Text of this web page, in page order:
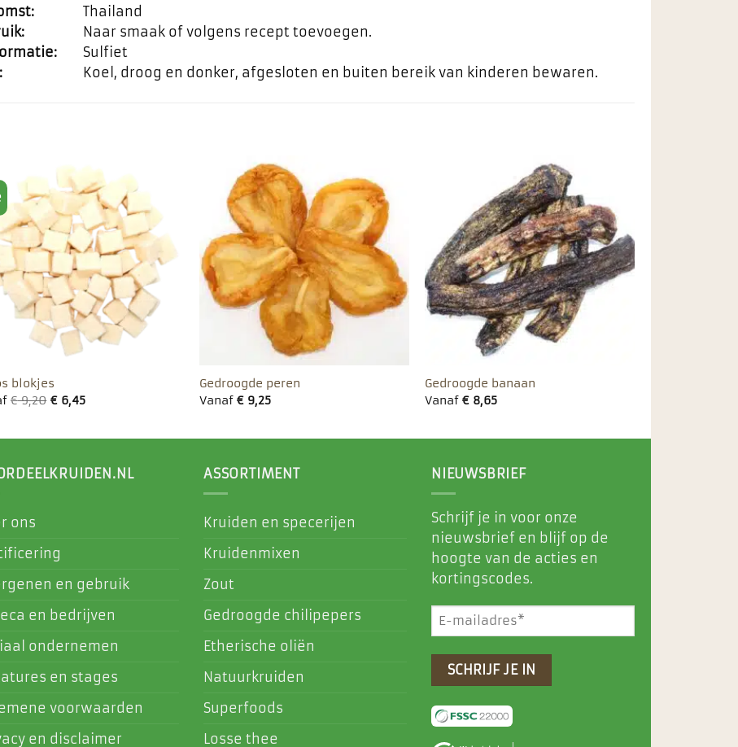
Thailand
Naar smaak of volgens recept toevoegen.
Sulfiet
Koel, droog en donker, afgesloten en buiten bereik van kinderen bewaren.
Toevoegen
aan
favorieten
blokjes
€9,20 €6,45
Toevoegen
aan
favorieten
Gedroogde peren
Vanaf €9,25
Toevoegen
aan
favorieten
Gedroogde banaan
Vanaf€8,65
ons
en gebruik
en bedrijven
ondernemen
en stages
voorwaarden
en disclaimer
ASSORTIMENT
Kruiden en specerijen
Kruidenmixen
Zout
Gedroogde chilipepers
Etherische oliën
Natuurkruiden
Superfoods
Losse thee
NIEUWSBRIEF
Schrijf je in voor onze
nieuwsbrief en blijf op de
hoogte van de acties en
kortingscodes.
E-
mailadres
(Vereist)